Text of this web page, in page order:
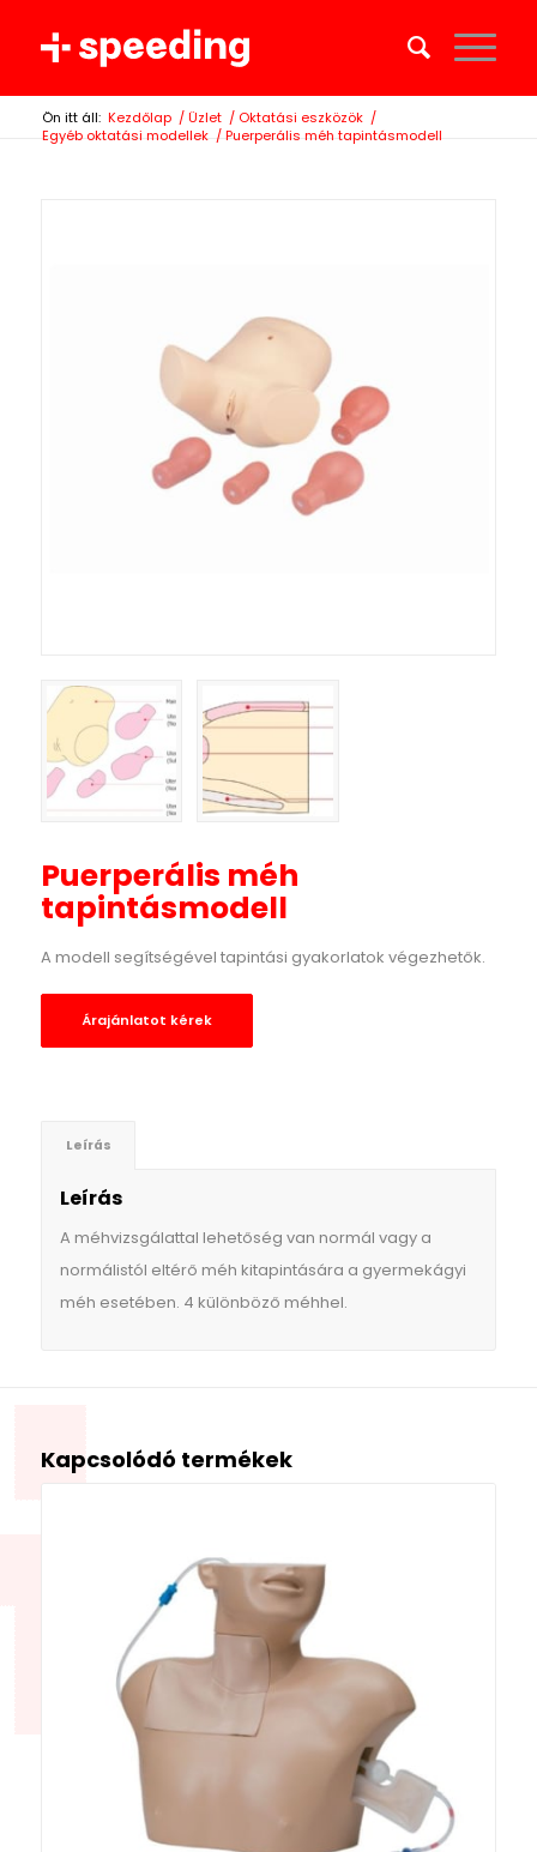
Ön itt áll: Kezdőlap / Üzlet / Oktatási eszközök /
Egyéb oktatási modellek / Puerperális méh tapintásmodell
Puerperális méh
tapintásmodell
A modell segítségével tapintási gyakorlatok végezhetők.
Árajánlatot kérek
Leírás
Leírás
A méhvizsgálattal lehetőség van normál vagy a
normálistól eltérő méh kitapintására a gyermekágyi
méh esetében. 4 különböző méhhel.
Kapcsolódó termékek